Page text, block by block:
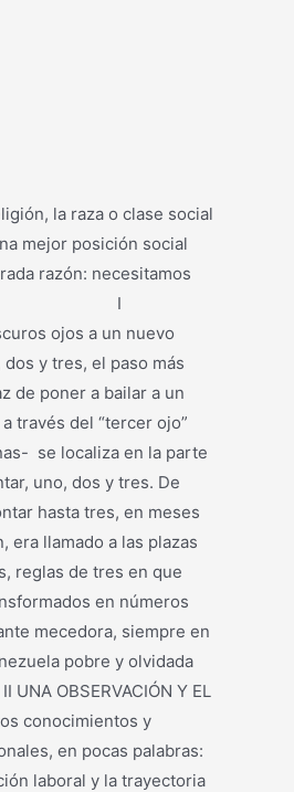
la raza o clase social
mejor posición social
razón: necesitamos
I
ojos a un nuevo
y tres, el paso más
de poner a bailar a un
través del “tercer ojo”
se localiza en la parte
uno, dos y tres. De
hasta tres, en meses
era llamado a las plazas
reglas de tres en que
en números
mecedora, siempre en
pobre y olvidada
Y EL
conocimientos y
en pocas palabras:
laboral y la trayectoria